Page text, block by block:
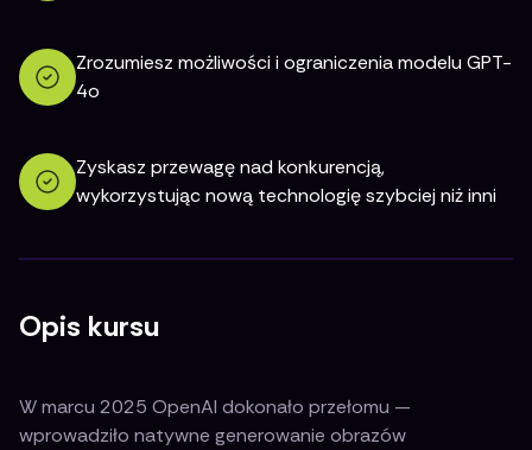
Zrozumiesz możliwości i ograniczenia modelu GPT-
4o
Zyskasz przewagę nad konkurencją,
wykorzystując nową technologię szybciej niż inni
Opis kursu
W marcu 2025 OpenAI dokonało przełomu —
wprowadziło natywne generowanie obrazów